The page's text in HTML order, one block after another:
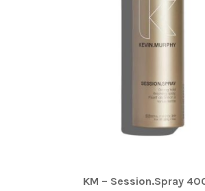
KM – Session.Spray